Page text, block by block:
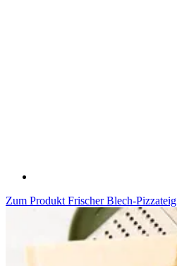
Zum Produkt Frischer Blech-Pizzateig